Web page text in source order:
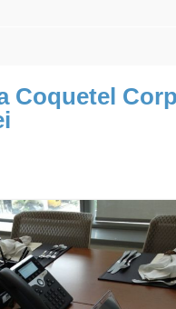
Coquetel